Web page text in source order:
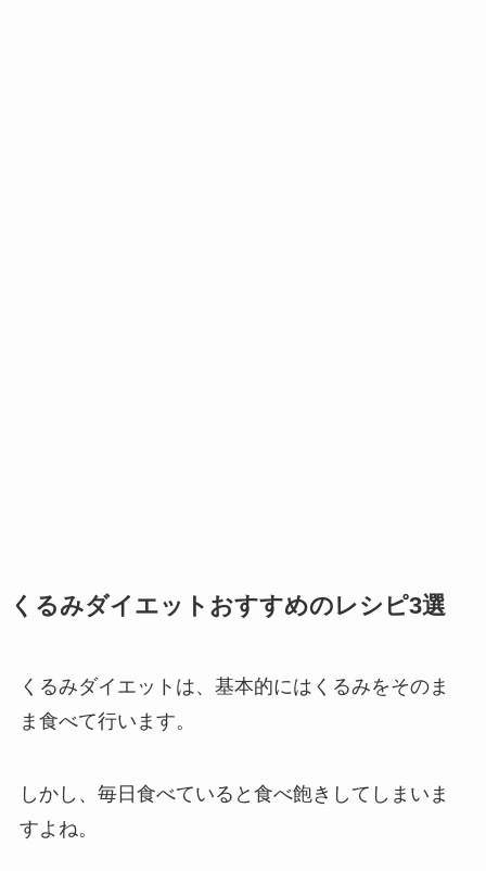
くるみダイエットおすすめのレシピ3選
くるみダイエットは、基本的にはくるみをそのま
ま食べて行います。
しかし、毎日食べていると食べ飽きしてしまいま
すよね。